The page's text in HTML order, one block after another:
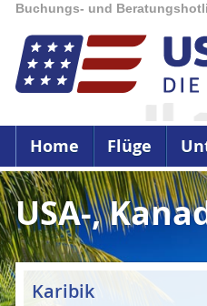
Buchungs- und
Home Flüge
USA-,
Karibik